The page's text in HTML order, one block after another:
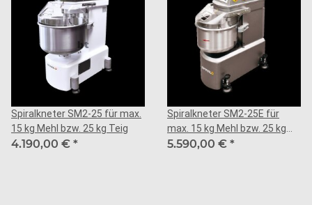
Spiralkneter SM2-25 für max.
15 kg Mehl bzw. 25 kg Teig
4.190,00 € *
Spiralkneter SM2-25E für
max. 15 kg Mehl bzw. 25 kg
Teig
5.590,00 € *